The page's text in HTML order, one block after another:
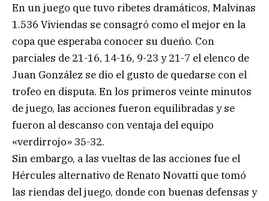
En un juego que tuvo ribetes dramáticos, Malvinas
1.536 Viviendas se consagró como el mejor en la
copa que esperaba conocer su dueño. Con
parciales de 21-16, 14-16, 9-23 y 21-7 el elenco de
Juan González se dio el gusto de quedarse con el
trofeo en disputa. En los primeros veinte minutos
de juego, las acciones fueron equilibradas y se
fueron al descanso con ventaja del equipo
«verdirrojo» 35-32.
Sin embargo, a las vueltas de las acciones fue el
Hércules alternativo de Renato Novatti que tomó
las riendas del juego, donde con buenas defensas y